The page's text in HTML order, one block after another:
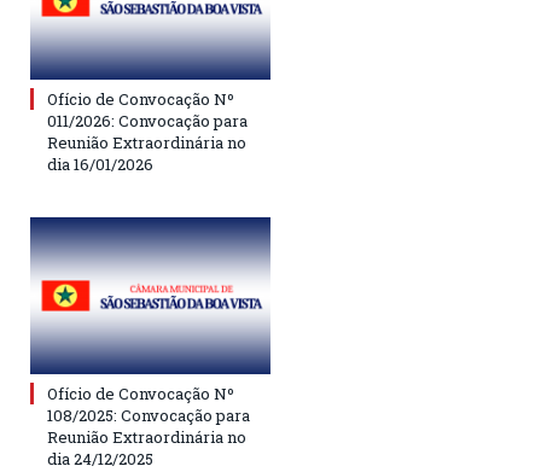
Ofício de Convocação Nº
011/2026: Convocação para
Reunião Extraordinária no
dia 16/01/2026
Ofício de Convocação Nº
108/2025: Convocação para
Reunião Extraordinária no
dia 24/12/2025